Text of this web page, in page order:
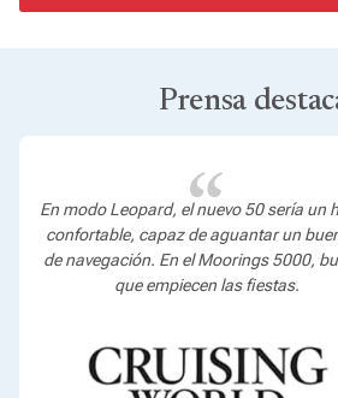
Prensa
En modo Leopard, el nuevo 50 sería un
confortable, capaz de aguantar un
de navegación. En el Moorings 5000,
que empiecen las fiestas.